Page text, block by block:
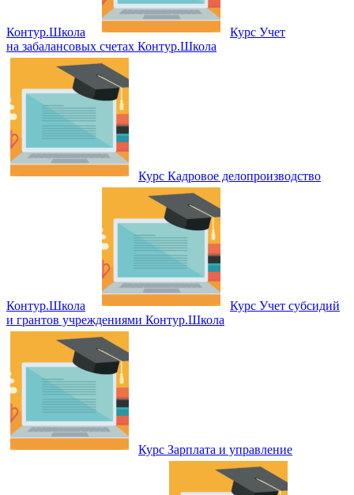
Контур.Школа
Курс Учет
на забалансовых счетах Контур.Школа
Курс Кадровое делопроизводство
Контур.Школа
Курс Учет субсидий
и грантов учреждениями Контур.Школа
Курс Зарплата и управление